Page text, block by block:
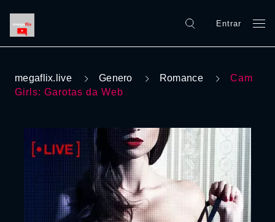
Entrar
megaflix.live Genero Romance
Cam
Girls: Garotas da Web